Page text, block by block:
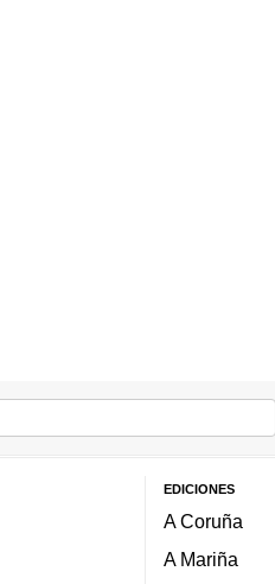
EDICIONES
A Coruña
A Mariña